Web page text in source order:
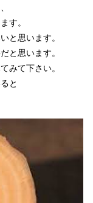
す。
と思います。
と思います。
みて下さい。
と